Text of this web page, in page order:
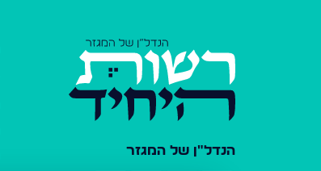
הנדל"ן של המגזר